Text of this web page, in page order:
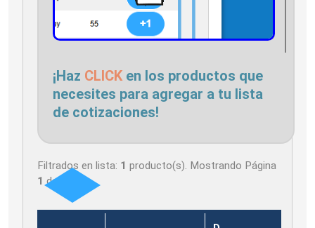
¡Haz CLICK en los productos que
necesites para agregar a tu lista
de cotizaciones!
Filtrados en lista: 1 producto(s). Mostrando Página
1 de